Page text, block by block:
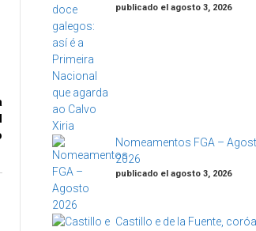
publicado el agosto 3, 2026
Nomeamentos FGA –
2026
publicado el agosto 3, 2026
Castillo e de la Fuente,